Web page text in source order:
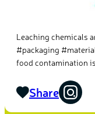
Leaching chemicals
#packaging
food contamination
you’re choosing your
label.
Share